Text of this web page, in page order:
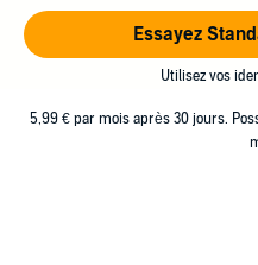
Essayez
Utilisez vos
5,99 € par mois après 30 jours.